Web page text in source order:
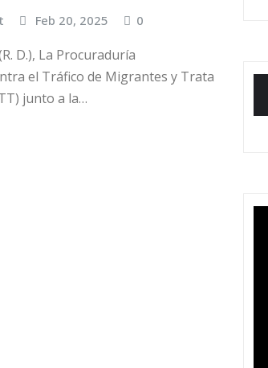
Feb 20, 2025 0
D.), La Procuraduría
el Tráfico de Migrantes y Trata
junto a la…